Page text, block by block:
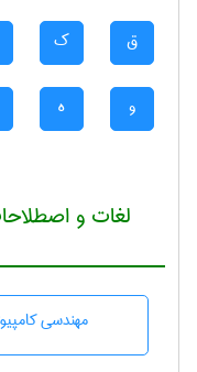
ق ک
و ه
لغات و
مهندسی